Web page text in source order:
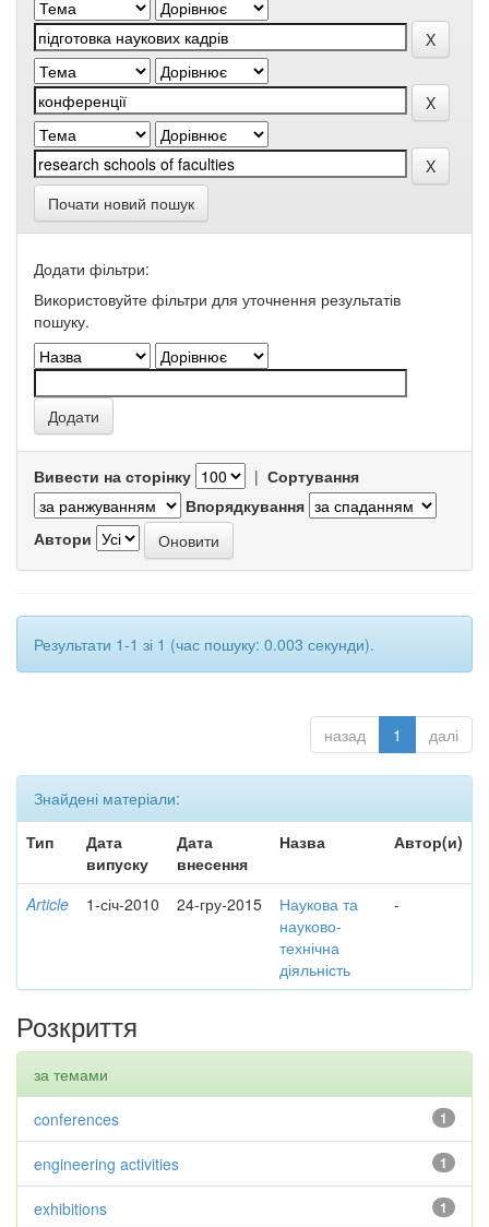
Почати новий пошук
Додати фільтри:
Використовуйте фільтри для уточнення результатів
пошуку.
Вивести на сторінку | Сортування
Впорядкування
Автори
Результати 1-1 зі 1 (час пошуку: 0.003 секунди).
назад 1 далі
Знайдені матеріали:
Тип
Дата
випуску
Дата
внесення
Назва Автор(и)
Article 1-січ-2010 24-гру-2015
Наукова та
науково-
технічна
діяльність
-
Розкриття
за темами
1
conferences
1
engineering activities
1
exhibitions